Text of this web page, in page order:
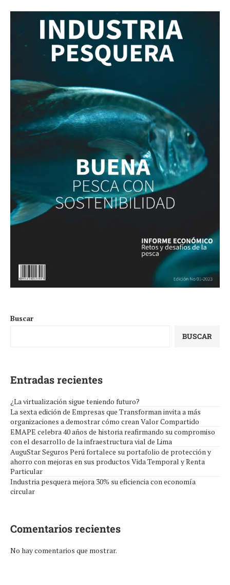
Buscar
BUSCAR
Entradas recientes
¿La virtualización sigue teniendo futuro?
La sexta edición de Empresas que Transforman invita a más
organizaciones a demostrar cómo crean Valor Compartido
EMAPE celebra 40 años de historia reafirmando su compromiso
con el desarrollo de la infraestructura vial de Lima
AuguStar Seguros Perú fortalece su portafolio de protección y
ahorro con mejoras en sus productos Vida Temporal y Renta
Particular
Industria pesquera mejora 30% su eficiencia con economía
circular
Comentarios recientes
No hay comentarios que mostrar.